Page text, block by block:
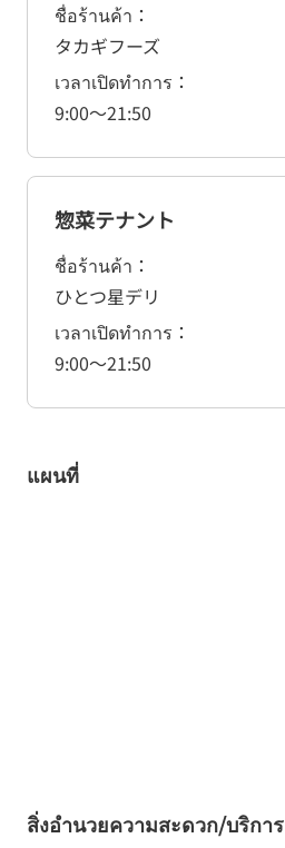
ชื่อร้านค้า
タカギフーズ
เวลาเปิดทำการ
9:00～21:50
惣菜テナント
ชื่อร้านค้า
ひとつ星デリ
เวลาเปิดทำการ
9:00～21:50
แผนที่
สิ่งอำนวยความสะดวก/บริการ